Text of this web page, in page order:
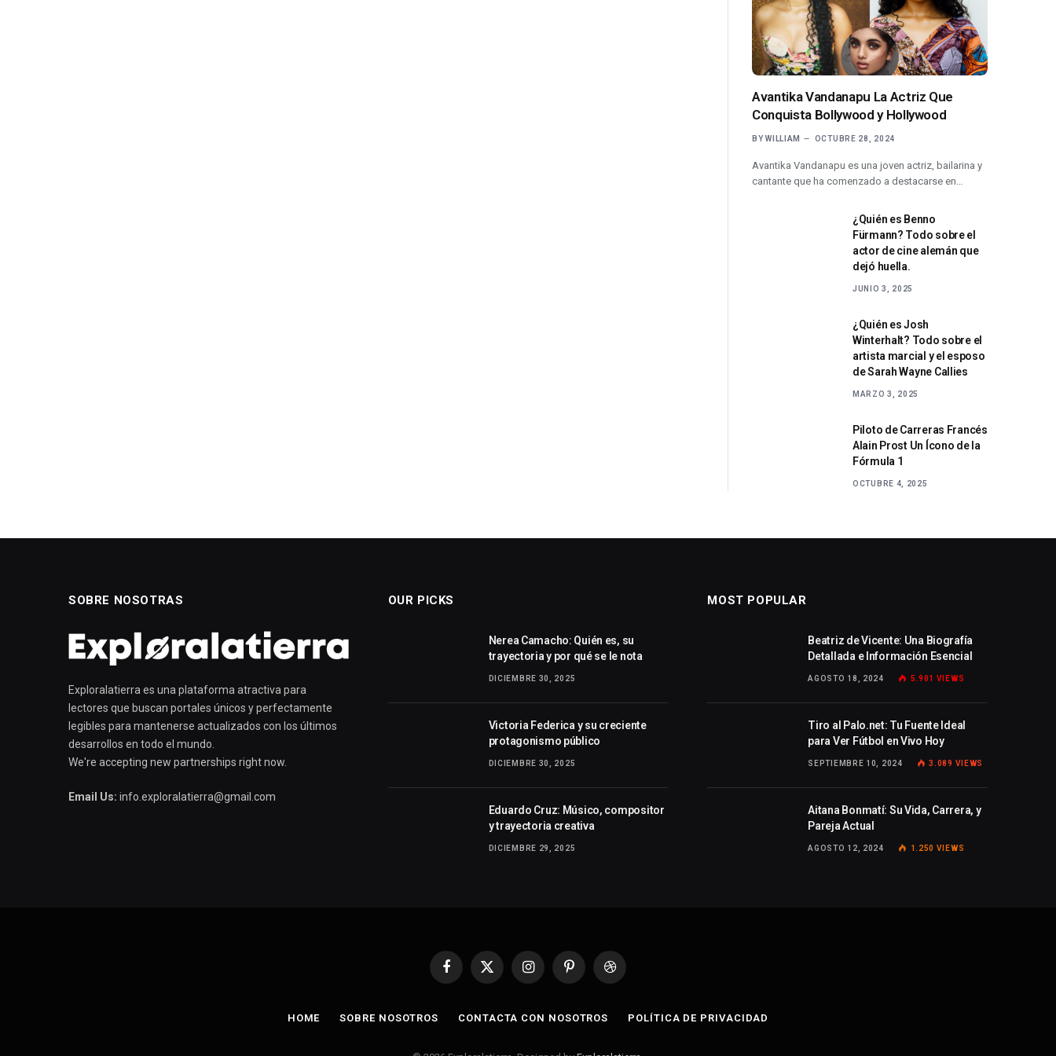
Avantika Vandanapu La Actriz Que
Conquista Bollywood y Hollywood
BY WILLIAM OCTUBRE 28, 2024
Avantika Vandanapu es una joven actriz, bailarina y
cantante que ha comenzado a destacarse en…
¿Quién es Benno
Fürmann? Todo sobre el
actor de cine alemán que
dejó huella.
JUNIO 3, 2025
¿Quién es Josh
Winterhalt? Todo sobre el
artista marcial y el esposo
de Sarah Wayne Callies
MARZO 3, 2025
Piloto de Carreras Francés
Alain Prost Un Ícono de la
Fórmula 1
OCTUBRE 4, 2025
SOBRE NOSOTRAS
Exploralatierra es una plataforma atractiva para
lectores que buscan portales únicos y perfectamente
legibles para mantenerse actualizados con los últimos
desarrollos en todo el mundo.
We're accepting new partnerships right now.
Email Us: info.exploralatierra@gmail.com
OUR PICKS
Nerea Camacho: Quién es, su
trayectoria y por qué se le nota
DICIEMBRE 30, 2025
Victoria Federica y su creciente
protagonismo público
DICIEMBRE 30, 2025
Eduardo Cruz: Músico, compositor
y trayectoria creativa
DICIEMBRE 29, 2025
MOST POPULAR
Beatriz de Vicente: Una Biografía
Detallada e Información Esencial
AGOSTO 18, 2024 5.901 VIEWS
Tiro al Palo.net: Tu Fuente Ideal
para Ver Fútbol en Vivo Hoy
SEPTIEMBRE 10, 2024 3.089 VIEWS
Aitana Bonmatí: Su Vida, Carrera, y
Pareja Actual
AGOSTO 12, 2024 1.250 VIEWS
Facebook
X
InstagramPinterestDribbble
HOME SOBRE NOSOTROS CONTACTA CON NOSOTROS POLÍTICA DE PRIVACIDAD